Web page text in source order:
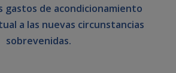
gastos de acondicionamiento
a las nuevas circunstancias
sobrevenidas.